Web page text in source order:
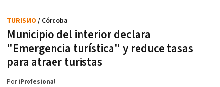
Municipio del interior declara
"Emergencia turística" y reduce tasas
para atraer turistas
TURISMO / Córdoba
PoriProfesional